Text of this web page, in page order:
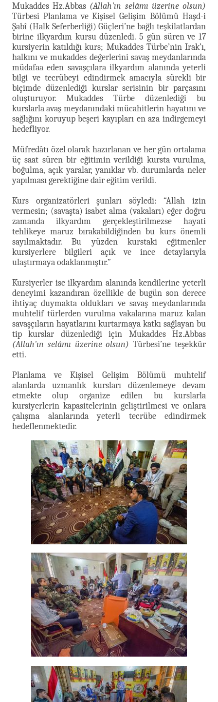
Mukaddes Hz.Abbas (Allah'ın selâmı üzerine olsun)
Türbesi Planlama ve Kişisel Gelişim Bölümü Haşd-i
Şabî (Halk Seferberliği) Güçleri’ne bağlı teşkilatlardan
birine ilkyardım kursu düzenledi. 5 gün süren ve 17
kursiyerin katıldığı kurs; Mukaddes Türbe’nin Irak’ı,
halkını ve mukaddes değerlerini savaş meydanlarında
müdafaa eden savaşçılara ilkyardım alanında yeterli
bilgi ve tecrübeyi edindirmek amacıyla sürekli bir
biçimde düzenlediği kurslar serisinin bir parçasını
oluşturuyor. Mukaddes Türbe düzenlediği bu
kurslarla avaş meydanındaki mücahitlerin hayatını ve
sağlığını koruyup beşeri kayıpları en aza indirgemeyi
hedefliyor.
Müfredâtı özel olarak hazırlanan ve her gün ortalama
üç saat süren bir eğitimin verildiği kursta vurulma,
boğulma, açık yaralar, yanıklar vb. durumlarda neler
yapılması gerektiğine dair eğitim verildi.
Kurs organizatörleri şunları söyledi: “Allah izin
vermesin; (savaşta) isabet alma (vakaları) eğer doğru
zamanda ilkyardım gerçekleştirilmezse hayati
tehlikeye maruz bırakabildiğinden bu kurs önemli
sayılmaktadır. Bu yüzden kurstaki eğitmenler
kursiyerlere bilgileri açık ve ince detaylarıyla
ulaştırmaya odaklanmıştır.”
Kursiyerler ise ilkyardım alanında kendilerine yeterli
deneyimi kazandıran özellikle de bugün son derece
ihtiyaç duymakta oldukları ve savaş meydanlarında
muhtelif türlerden vurulma vakalarına maruz kalan
savaşçıların hayatlarını kurtarmaya katkı sağlayan bu
tip kurslar düzenlediği için Mukaddes Hz.Abbas
(Allah'ın selâmı üzerine olsun) Türbesi’ne teşekkür
etti.
Planlama ve Kişisel Gelişim Bölümü muhtelif
alanlarda uzmanlık kursları düzenlemeye devam
etmekte olup organize edilen bu kurslarla
kursiyerlerin kapasitelerinin geliştirilmesi ve onlara
çalışma alanlarında yeterli tecrübe edindirmek
hedeflenmektedir.